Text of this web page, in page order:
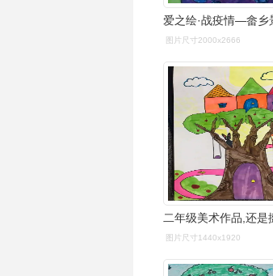
图片尺寸2000x2666
图片尺寸1440x1920